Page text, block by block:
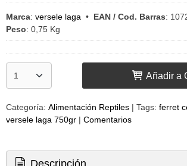
Marca: versele laga • EAN / Cod. Barras:
Peso: 0,75 Kg
Añadir a
Categoría: Alimentación Reptiles | Tags: ferret
versele laga 750gr | Comentarios